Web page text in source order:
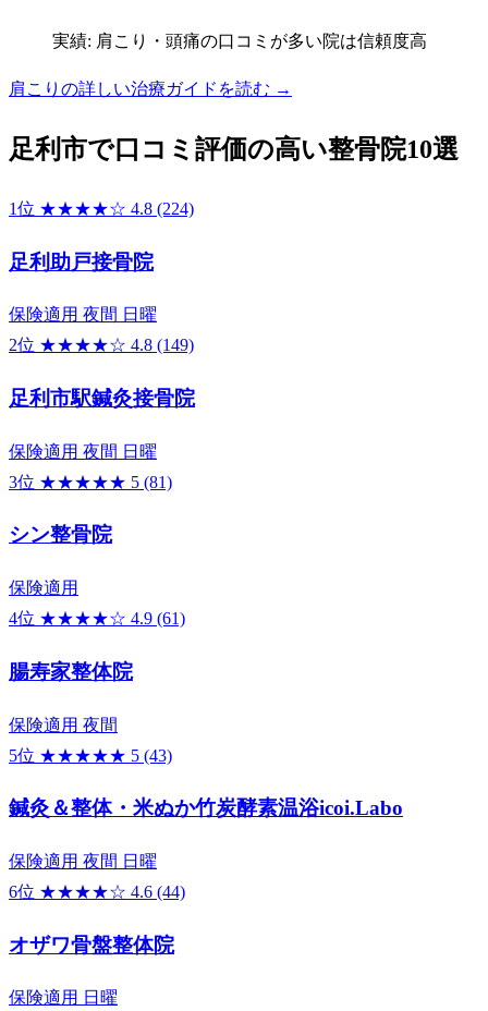
実績: 肩こり・頭痛の口コミが多い院は信頼度高
肩こりの詳しい治療ガイドを読む →
足利市で口コミ評価の高い整骨院10選
1位 ★★★★☆ 4.8 (224)
足利助戸接骨院
保険適用 夜間 日曜
2位 ★★★★☆ 4.8 (149)
足利市駅鍼灸接骨院
保険適用 夜間 日曜
3位 ★★★★★ 5 (81)
シン整骨院
保険適用
4位 ★★★★☆ 4.9 (61)
腸寿家整体院
保険適用 夜間
5位 ★★★★★ 5 (43)
鍼灸＆整体・米ぬか竹炭酵素温浴icoi.Labo
保険適用 夜間 日曜
6位 ★★★★☆ 4.6 (44)
オザワ骨盤整体院
保険適用 日曜